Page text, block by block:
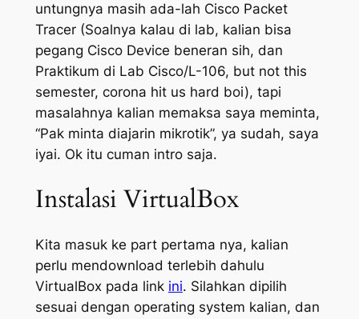
untungnya masih ada-lah Cisco Packet
Tracer (Soalnya kalau di lab, kalian bisa
pegang Cisco Device beneran sih, dan
Praktikum di Lab Cisco/L-106, but not this
semester, corona hit us hard boi), tapi
masalahnya kalian memaksa saya meminta,
“Pak minta diajarin mikrotik”, ya sudah, saya
iyai. Ok itu cuman intro saja.
Instalasi VirtualBox
Kita masuk ke part pertama nya, kalian
perlu mendownload terlebih dahulu
VirtualBox pada link ini. Silahkan dipilih
sesuai dengan operating system kalian, dan